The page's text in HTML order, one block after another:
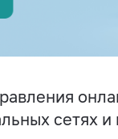
сетях